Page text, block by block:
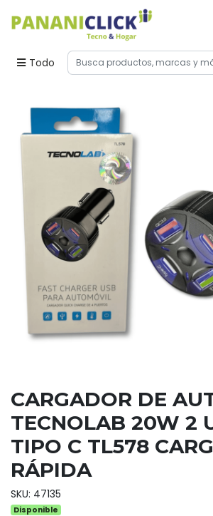
Todo
CARGADOR DE
TECNOLAB 20W 2
TIPO C TL578
RÁPIDA
SKU: 47135
Disponible